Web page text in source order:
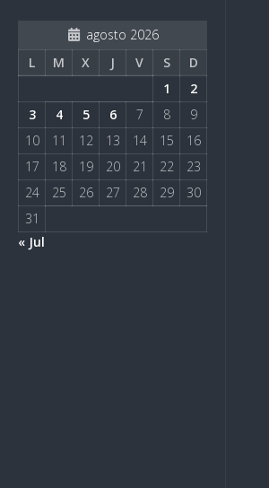
agosto 2026
L
M X J V S
D
1
2
3
4 5 6 7 8
9
10
11 12 13 14 15
16
17
18 19 20 21 22
23
24
25 26 27 28 29
30
31
« Jul